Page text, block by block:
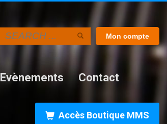
Mon compte
Evènements
Contact
Accès Boutique MMS